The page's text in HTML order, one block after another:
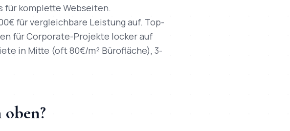
für komplette Webseiten.
für vergleichbare Leistung auf. Top-
für Corporate-Projekte locker auf
in Mitte (oft 80€/m² Bürofläche), 3-